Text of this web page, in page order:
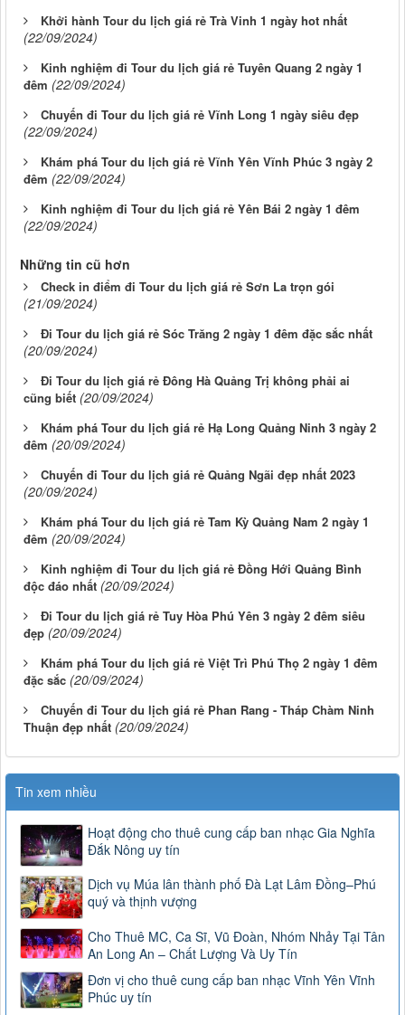
Khởi hành Tour du lịch giá rẻ Trà Vinh 1 ngày hot nhất
(22/09/2024)
Kinh nghiệm đi Tour du lịch giá rẻ Tuyên Quang 2 ngày 1
đêm (22/09/2024)
Chuyến đi Tour du lịch giá rẻ Vĩnh Long 1 ngày siêu đẹp
(22/09/2024)
Khám phá Tour du lịch giá rẻ Vĩnh Yên Vĩnh Phúc 3 ngày 2
đêm (22/09/2024)
Kinh nghiệm đi Tour du lịch giá rẻ Yên Bái 2 ngày 1 đêm
(22/09/2024)
Những tin cũ hơn
Check in điểm đi Tour du lịch giá rẻ Sơn La trọn gói
(21/09/2024)
Đi Tour du lịch giá rẻ Sóc Trăng 2 ngày 1 đêm đặc sắc nhất
(20/09/2024)
Đi Tour du lịch giá rẻ Đông Hà Quảng Trị không phải ai
cũng biết (20/09/2024)
Khám phá Tour du lịch giá rẻ Hạ Long Quảng Ninh 3 ngày 2
đêm (20/09/2024)
Chuyến đi Tour du lịch giá rẻ Quảng Ngãi đẹp nhất 2023
(20/09/2024)
Khám phá Tour du lịch giá rẻ Tam Kỳ Quảng Nam 2 ngày 1
đêm (20/09/2024)
Kinh nghiệm đi Tour du lịch giá rẻ Đồng Hới Quảng Bình
độc đáo nhất (20/09/2024)
Đi Tour du lịch giá rẻ Tuy Hòa Phú Yên 3 ngày 2 đêm siêu
đẹp (20/09/2024)
Khám phá Tour du lịch giá rẻ Việt Trì Phú Thọ 2 ngày 1 đêm
đặc sắc (20/09/2024)
Chuyến đi Tour du lịch giá rẻ Phan Rang - Tháp Chàm Ninh
Thuận đẹp nhất (20/09/2024)
Tin xem nhiều
Hoạt động cho thuê cung cấp ban nhạc Gia Nghĩa
Đắk Nông uy tín
Dịch vụ Múa lân thành phố Đà Lạt Lâm Đồng–Phú
quý và thịnh vượng
Cho Thuê MC, Ca Sĩ, Vũ Đoàn, Nhóm Nhảy Tại Tân
An Long An – Chất Lượng Và Uy Tín
Đơn vị cho thuê cung cấp ban nhạc Vĩnh Yên Vĩnh
Phúc uy tín